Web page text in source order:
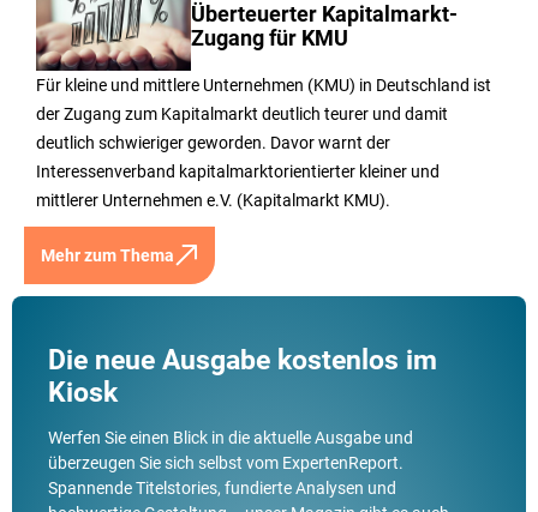
Überteuerter Kapitalmarkt-
Zugang für KMU
Für kleine und mittlere Unternehmen (KMU) in Deutschland ist
der Zugang zum Kapitalmarkt deutlich teurer und damit
deutlich schwieriger geworden. Davor warnt der
Interessenverband kapitalmarktorientierter kleiner und
mittlerer Unternehmen e.V. (Kapitalmarkt KMU).
Mehr zum Thema
Die neue Ausgabe kostenlos im
Kiosk
Werfen Sie einen Blick in die aktuelle Ausgabe und
überzeugen Sie sich selbst vom ExpertenReport.
Spannende Titelstories, fundierte Analysen und